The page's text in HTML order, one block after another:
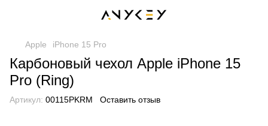
Apple iPhone 15 Pro
Карбоновый чехол Apple iPhone 15
Pro (Ring)
Артикул: 00115PKRM Оставить отзыв